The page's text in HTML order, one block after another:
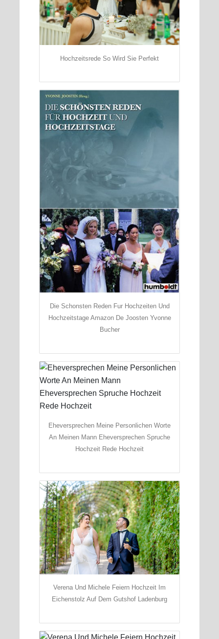
Hochzeitsrede So Wird Sie Perfekt
Die Schonsten Reden Fur Hochzeiten Und
Hochzeitstage Amazon De Joosten Yvonne
Bucher
Eheversprechen Meine Personlichen Worte
An Meinen Mann Eheversprechen Spruche
Hochzeit Rede Hochzeit
Verena Und Michele Feiern Hochzeit Im
Eichenstolz Auf Dem Gutshof Ladenburg